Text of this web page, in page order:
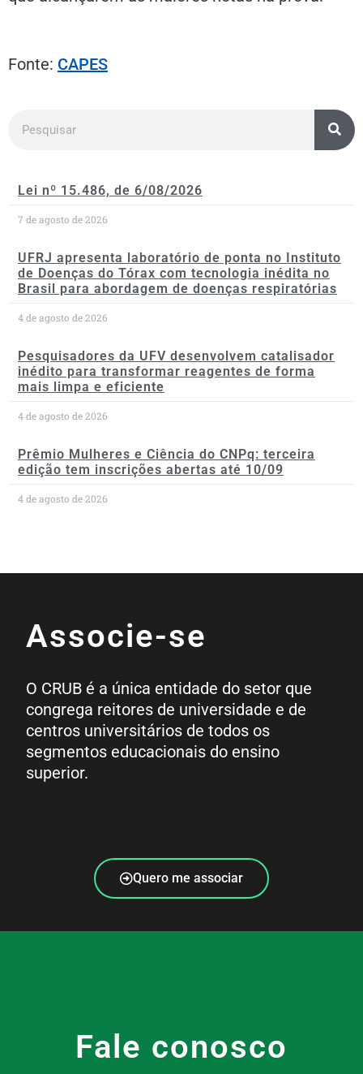
Fonte: CAPES
Lei nº 15.486, de 6/08/2026
7 de agosto de 2026
UFRJ apresenta laboratório de ponta no Instituto
de Doenças do Tórax com tecnologia inédita no
Brasil para abordagem de doenças respiratórias
4 de agosto de 2026
Pesquisadores da UFV desenvolvem catalisador
inédito para transformar reagentes de forma
mais limpa e eficiente
4 de agosto de 2026
Prêmio Mulheres e Ciência do CNPq: terceira
edição tem inscrições abertas até 10/09
4 de agosto de 2026
Associe-se
O CRUB é a única entidade do setor que
congrega reitores de universidade e de
centros universitários de todos os
segmentos educacionais do ensino
superior.
Quero me associar
Fale conosco